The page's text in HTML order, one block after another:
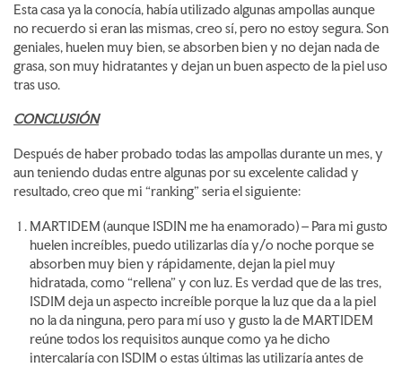
Esta casa ya la conocía, había utilizado algunas ampollas aunque
no recuerdo si eran las mismas, creo sí, pero no estoy segura. Son
geniales, huelen muy bien, se absorben bien y no dejan nada de
grasa, son muy hidratantes y dejan un buen aspecto de la piel uso
tras uso.
CONCLUSIÓN
Después de haber probado todas las ampollas durante un mes, y
aun teniendo dudas entre algunas por su excelente calidad y
resultado, creo que mi “ranking” seria el siguiente:
MARTIDEM (aunque ISDIN me ha enamorado) – Para mi gusto
huelen increíbles, puedo utilizarlas día y/o noche porque se
absorben muy bien y rápidamente, dejan la piel muy
hidratada, como “rellena” y con luz. Es verdad que de las tres,
ISDIM deja un aspecto increíble porque la luz que da a la piel
no la da ninguna, pero para mí uso y gusto la de MARTIDEM
reúne todos los requisitos aunque como ya he dicho
intercalaría con ISDIM o estas últimas las utilizaría antes de